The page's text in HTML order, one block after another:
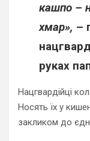
кашпо –
хмар», –
руках
Нацгвардійці
Носять їх у
закликом до